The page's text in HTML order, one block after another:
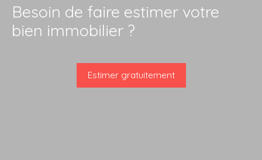
Besoin de faire estimer votre
bien immobilier ?
Estimer gratuitement